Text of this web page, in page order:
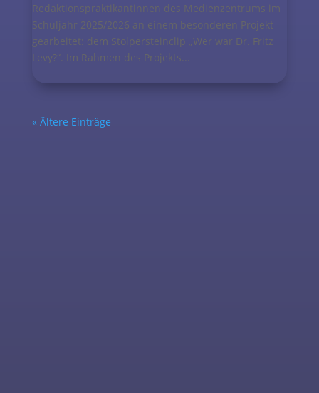
Redaktionspraktikantinnen des Medienzentrums im
Schuljahr 2025/2026 an einem besonderen Projekt
gearbeitet: dem Stolpersteinclip „Wer war Dr. Fritz
Levy?“. Im Rahmen des Projekts...
« Ältere Einträge